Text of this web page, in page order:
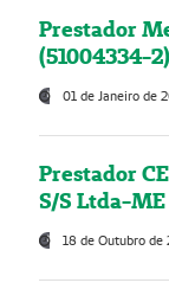
Prestador
(51004334-2)
01 de Janeiro de
Prestador
S/S Ltda-
18 de Outubro de